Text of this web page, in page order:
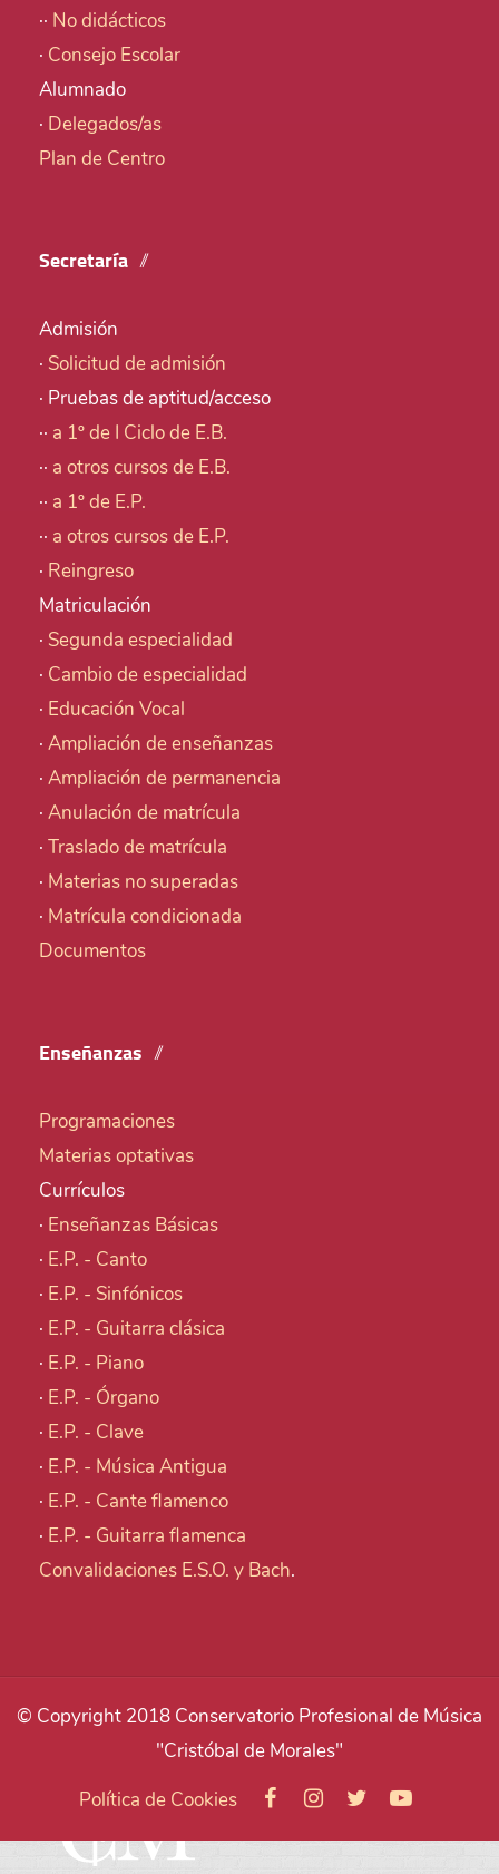
·· No didácticos
· Consejo Escolar
Alumnado
· Delegados/as
Plan de Centro
Secretaría
Admisión
· Solicitud de admisión
· Pruebas de aptitud/acceso
·· a 1º de I Ciclo de E.B.
·· a otros cursos de E.B.
·· a 1º de E.P.
·· a otros cursos de E.P.
· Reingreso
Matriculación
· Segunda especialidad
· Cambio de especialidad
· Educación Vocal
· Ampliación de enseñanzas
· Ampliación de permanencia
· Anulación de matrícula
· Traslado de matrícula
· Materias no superadas
· Matrícula condicionada
Documentos
Enseñanzas
Programaciones
Materias optativas
Currículos
· Enseñanzas Básicas
· E.P. - Canto
· E.P. - Sinfónicos
· E.P. - Guitarra clásica
· E.P. - Piano
· E.P. - Órgano
· E.P. - Clave
· E.P. - Música Antigua
· E.P. - Cante flamenco
· E.P. - Guitarra flamenca
Convalidaciones E.S.O. y Bach.
© Copyright 2018 Conservatorio Profesional de Música
"Cristóbal de Morales"
Política de Cookies